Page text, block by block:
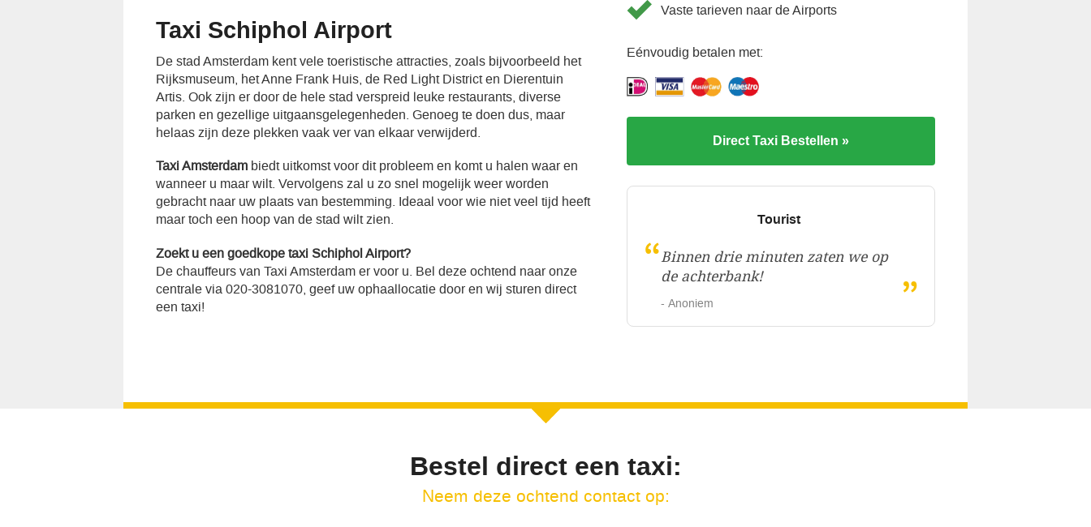
Taxi Schiphol Airport
De stad Amsterdam kent vele toeristische attracties, zoals bijvoorbeeld het
Rijksmuseum, het Anne Frank Huis, de Red Light District en Dierentuin
Artis. Ook zijn er door de hele stad verspreid leuke restaurants, diverse
parken en gezellige uitgaansgelegenheden. Genoeg te doen dus, maar
helaas zijn deze plekken vaak ver van elkaar verwijderd.
Taxi Amsterdam biedt uitkomst voor dit probleem en komt u halen waar en
wanneer u maar wilt. Vervolgens zal u zo snel mogelijk weer worden
gebracht naar uw plaats van bestemming. Ideaal voor wie niet veel tijd heeft
maar toch een hoop van de stad wilt zien.
Zoekt u een goedkope taxi Schiphol Airport?
De chauffeurs van Taxi Amsterdam er voor u. Bel deze ochtend naar onze
centrale via 020-3081070, geef uw ophaallocatie door en wij sturen direct
een taxi!
Vaste tarieven naar de Airports
Eénvoudig betalen met:
Direct Taxi Bestellen »
Tourist
“Binnen drie minuten zaten we op
de achterbank!
„
- Anoniem
Bestel direct een taxi:
Neem deze ochtend contact op: